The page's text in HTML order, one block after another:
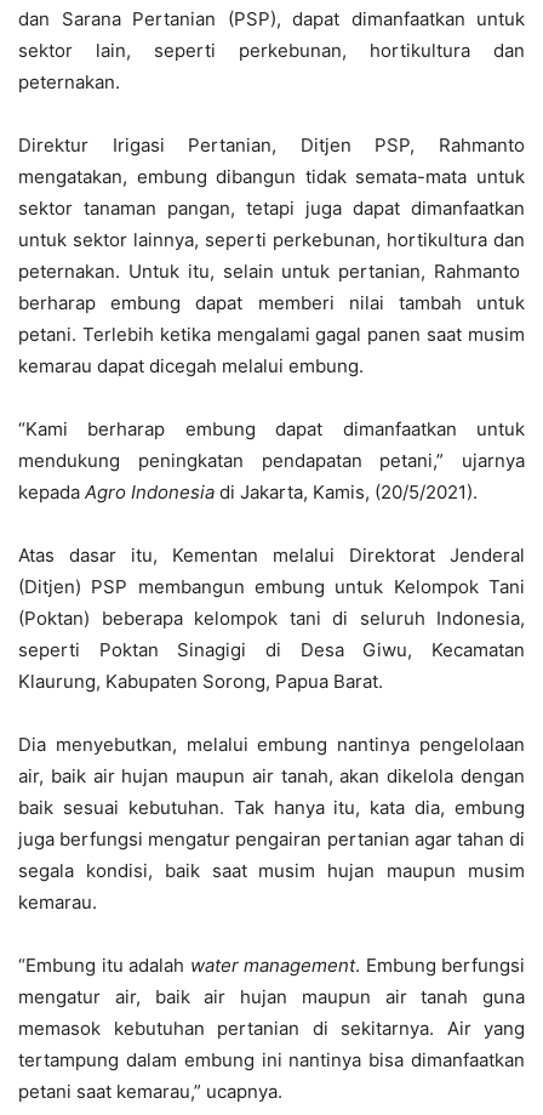
dan Sarana Pertanian (PSP), dapat dimanfaatkan untuk
sektor lain, seperti perkebunan, hortikultura dan
peternakan.
Direktur Irigasi Pertanian, Ditjen PSP, Rahmanto
mengatakan, embung dibangun tidak semata-mata untuk
sektor tanaman pangan, tetapi juga dapat dimanfaatkan
untuk sektor lainnya, seperti perkebunan, hortikultura dan
peternakan. Untuk itu, selain untuk pertanian, Rahmanto
berharap embung dapat memberi nilai tambah untuk
petani. Terlebih ketika mengalami gagal panen saat musim
kemarau dapat dicegah melalui embung.
“Kami berharap embung dapat dimanfaatkan untuk
mendukung peningkatan pendapatan petani,” ujarnya
kepada Agro Indonesia di Jakarta, Kamis, (20/5/2021).
Atas dasar itu, Kementan melalui Direktorat Jenderal
(Ditjen) PSP membangun embung untuk Kelompok Tani
(Poktan) beberapa kelompok tani di seluruh Indonesia,
seperti Poktan Sinagigi di Desa Giwu, Kecamatan
Klaurung, Kabupaten Sorong, Papua Barat.
Dia menyebutkan, melalui embung nantinya pengelolaan
air, baik air hujan maupun air tanah, akan dikelola dengan
baik sesuai kebutuhan. Tak hanya itu, kata dia, embung
juga berfungsi mengatur pengairan pertanian agar tahan di
segala kondisi, baik saat musim hujan maupun musim
kemarau.
“Embung itu adalah water management. Embung berfungsi
mengatur air, baik air hujan maupun air tanah guna
memasok kebutuhan pertanian di sekitarnya. Air yang
tertampung dalam embung ini nantinya bisa dimanfaatkan
petani saat kemarau,” ucapnya.